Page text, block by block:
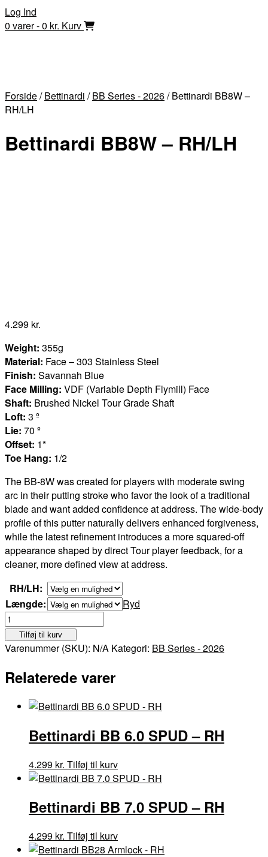
Skip
to
Log Ind
0 varer - 0 kr. Kurv
Forside/Bettinardi /BB Series - 2026/ Bettinardi BB8W –
RH/LH
Bettinardi BB8W – RH/LH
4.299 kr.
Weight: 355g
Material: Face – 303 Stainless Steel
Finish: Savannah Blue
Face Milling: VDF (Variable Depth Flymill) Face
Shaft: Brushed Nickel Tour Grade Shaft
Loft: 3 º
Lie: 70 º
Offset: 1*
Toe Hang: 1/2
The BB-8Wwas created for players with moderate swing
arc in their putting strokewho favor the look of a traditional
bladeand want added confidence at address. The wide-body
profile of this putter naturally delivers enhanced forgiveness,
while the latest refinement introduces a more squared-off
appearanceshaped by direct Tour playerfeedback, for a
cleaner, more defined view at address.
RH/LH:
Længde:
Ryd
Bettinardi
BB8W
-
antal
Tilføj til kurv
Varenummer (SKU): N/A Kategori: BB Series - 2026
Relaterede varer
Bettinardi BB 6.0 SPUD – RH
4.299 kr. Tilføj til kurvDette
vare
flere
varianter.
Mulighederne
kan
Bettinardi BB 7.0 SPUD – RH
4.299 kr. Tilføj til kurvDette
vare